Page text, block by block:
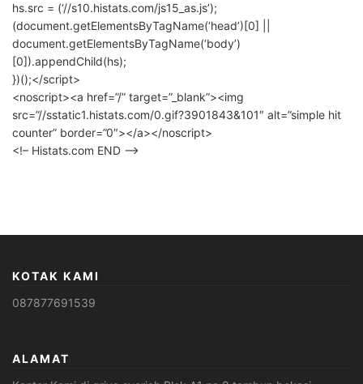
hs.src = (‘//s10.histats.com/js15_as.js’);
(document.getElementsByTagName(‘head’)[0] ||
document.getElementsByTagName(‘body’)
[0]).appendChild(hs);
})();</script>
<noscript><a href=”/” target=”_blank”><img
src=”//sstatic1.histats.com/0.gif?3901843&101″ alt=”simple hit
counter” border=”0″></a></noscript>
<!– Histats.com END –>
KOTAK KAMI
087877691539
ALAMAT